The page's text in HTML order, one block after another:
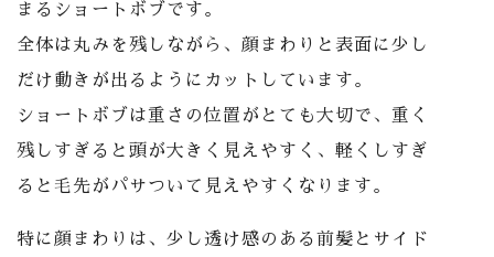
まるショートボブです。
全体は丸みを残しながら、顔まわりと表面に少し
だけ動きが出るようにカットしています。
ショートボブは重さの位置がとても大切で、重く
残しすぎると頭が大きく見えやすく、軽くしすぎ
ると毛先がパサついて見えやすくなります。
特に顔まわりは、少し透け感のある前髪とサイド